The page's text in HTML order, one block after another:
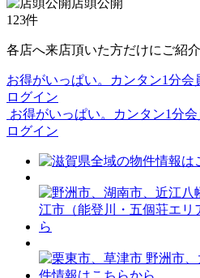
店頭公開
123件
各店へ来店頂いた方だけにご紹介
お得がいっぱい。カンタン1分会
ログイン
お得がいっぱい。カンタン1分
ログイン